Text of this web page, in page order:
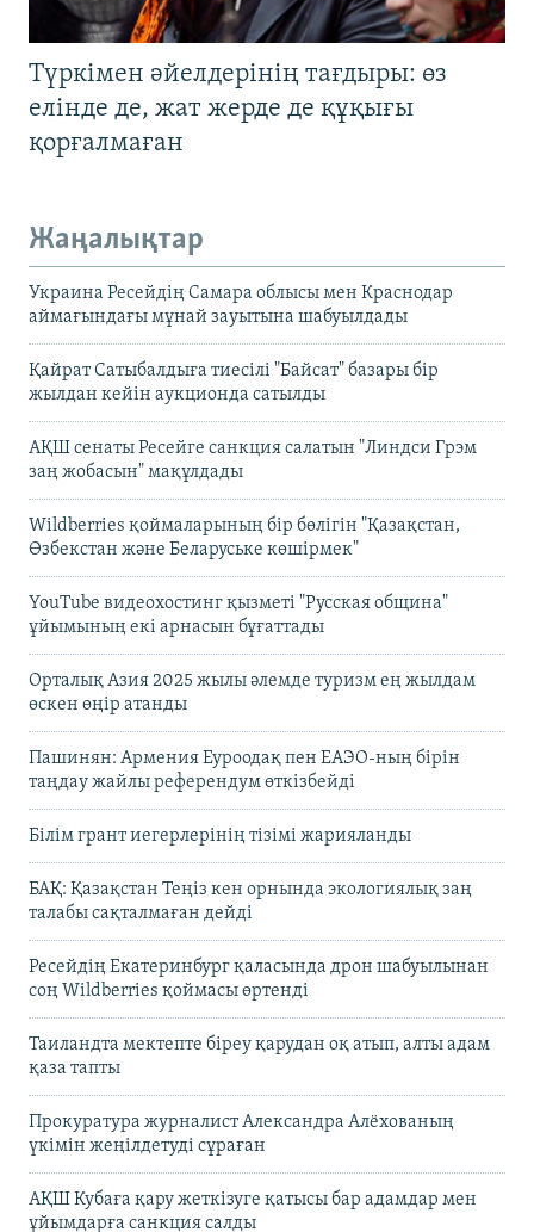
Түркімен әйелдерінің тағдыры: өз
елінде де, жат жерде де құқығы
қорғалмаған
Жаңалықтар
Украина Ресейдің Самара облысы мен Краснодар
аймағындағы мұнай зауытына шабуылдады
Қайрат Сатыбалдыға тиесілі "Байсат" базары бір
жылдан кейін аукционда сатылды
АҚШ сенаты Ресейге санкция салатын "Линдси Грэм
заң жобасын" мақұлдады
Wildberries қоймаларының бір бөлігін "Қазақстан,
Өзбекстан және Беларуське көшірмек"
YouTube видеохостинг қызметі "Русская община"
ұйымының екі арнасын бұғаттады
Орталық Азия 2025 жылы әлемде туризм ең жылдам
өскен өңір атанды
Пашинян: Армения Еуроодақ пен ЕАЭО-ның бірін
таңдау жайлы референдум өткізбейді
Білім грант иегерлерінің тізімі жарияланды
БАҚ: Қазақстан Теңіз кен орнында экологиялық заң
талабы сақталмаған дейді
Ресейдің Екатеринбург қаласында дрон шабуылынан
соң Wildberries қоймасы өртенді
Таиландта мектепте біреу қарудан оқ атып, алты адам
қаза тапты
Прокуратура журналист Александра Алёхованың
үкімін жеңілдетуді сұраған
АҚШ Кубаға қару жеткізуге қатысы бар адамдар мен
ұйымдарға санкция салды